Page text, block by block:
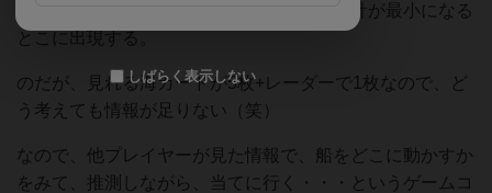
ルカは周りの４箇所の海カードの数値の合計が最小になる
とこに出現する。
のだが、見れる海カードが5枚+レーダーで1枚なので、ど
う考えても情報が足りない（笑）
なので、他プレイヤーが見た情報で、船をどこに動かすか
をみて、推測しながら、当てに行く・・・というゲームコ
しばらく表示しない